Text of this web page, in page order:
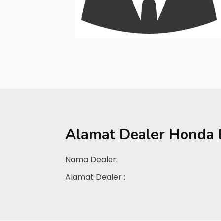
Alamat Dealer Honda
Nama Dealer:
Alamat Dealer :